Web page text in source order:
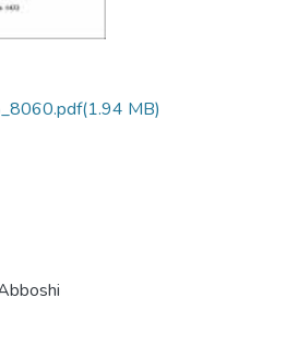
(1.94 MB)